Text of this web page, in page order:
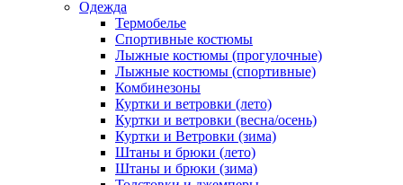
Одежда
Термобелье
Спортивные костюмы
Лыжные костюмы (прогулочные)
Лыжные костюмы (спортивные)
Комбинезоны
Куртки и ветровки (лето)
Куртки и ветровки (весна/осень)
Куртки и Ветровки (зима)
Штаны и брюки (лето)
Штаны и брюки (зима)